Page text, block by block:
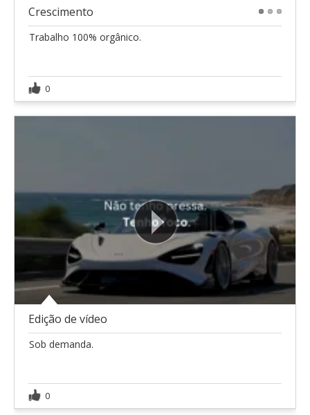
Crescimento
Trabalho 100% orgânico.
0
Edição de vídeo
Sob demanda.
0